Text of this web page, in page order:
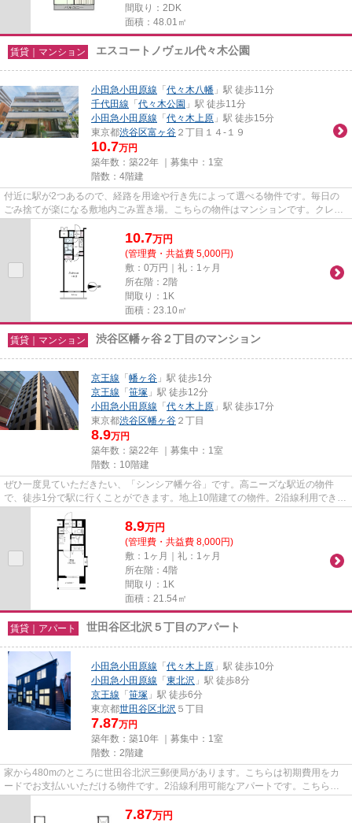
間取り：2DK
面積：48.01㎡
賃貸｜マンション エスコートノヴェル代々木公園
小田急小田原線 「代々木八幡 」駅 徒歩11分
千代田線 「代々木公園 」駅 徒歩11分
小田急小田原線 「代々木上原 」駅 徒歩15分
東京都渋谷区富ヶ谷 ２丁目１４-１９
10.7万円
築年数：築22年 ｜募集中： 1室
階数：4階建
付近に駅が2つあるので、経路を用途や行き先によって選べる物件です。毎日の
ごみ捨てが楽になる敷地内ごみ置き場。こちらの物件はマンションです。クレジ
ットカードで初期費用をお支払...
10.7万円
(管理費・共益費 5,000円)
敷：0万円｜礼：1ヶ月
所在階：2階
間取り：1K
面積：23.10㎡
賃貸｜マンション 渋谷区幡ヶ谷２丁目のマンション
京王線 「幡ヶ谷 」駅 徒歩1分
京王線 「笹塚 」駅 徒歩12分
小田急小田原線 「代々木上原 」駅 徒歩17分
東京都渋谷区幡ヶ谷 ２丁目
8.9万円
築年数：築22年 ｜募集中： 1室
階数：10階建
ぜひ一度見ていただきたい、「シンシア幡ケ谷」です。高ニーズな駅近の物件
で、徒歩1分で駅に行くことができます。地上10階建ての物件。2沿線利用できる
駅が近くにある、利便性の高い...
8.9万円
(管理費・共益費 8,000円)
敷：1ヶ月｜礼：1ヶ月
所在階：4階
間取り：1K
面積：21.54㎡
賃貸｜アパート 世田谷区北沢５丁目のアパート
小田急小田原線 「代々木上原 」駅 徒歩10分
小田急小田原線 「東北沢 」駅 徒歩8分
京王線 「笹塚 」駅 徒歩6分
東京都世田谷区北沢 ５丁目
7.87万円
築年数：築10年 ｜募集中： 1室
階数：2階建
家から480mのところに世田谷北沢三郵便局があります。こちらは初期費用をカ
ードでお支払いいただける物件です。2沿線利用可能なアパートです。こちらの
物件はアパートです。世田谷区の...
7.87万円